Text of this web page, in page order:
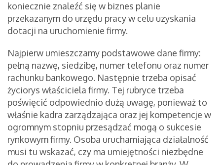
koniecznie znaleźć się w biznes planie
przekazanym do urzędu pracy w celu uzyskania
dotacji na uruchomienie firmy.
Najpierw umieszczamy podstawowe dane firmy:
pełną nazwę, siedzibę, numer telefonu oraz numer
rachunku bankowego. Następnie trzeba opisać
życiorys właściciela firmy. Tej rubryce trzeba
poświęcić odpowiednio dużą uwagę, ponieważ to
właśnie kadra zarządzająca oraz jej kompetencje w
ogromnym stopniu przesądzać mogą o sukcesie
rynkowym firmy. Osoba uruchamiająca działalność
musi tu wskazać, czy ma umiejętności niezbędne